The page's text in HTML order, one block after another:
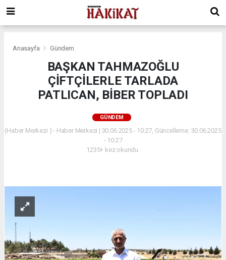
Anasayfa Gündem
BAŞKAN TAHMAZOĞLU
ÇİFTÇİLERLE TARLADA
PATLICAN, BİBER TOPLADI
GÜNDEM
(Haber Merkezi ) - Haber Merkezi | 30.06.2025 - 10:27, Güncelleme: 30.06.2025
- 10:27
1235+ kez okundu.